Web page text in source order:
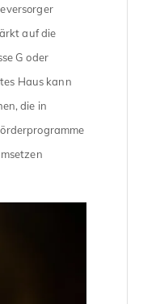
auf die
G oder
Haus kann
die in